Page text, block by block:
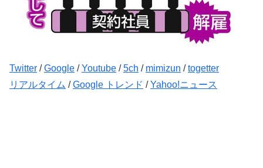
Twitter /Google /Youtube /5ch / mimizun /togetter
リアルタイム /Google トレンド /Yahoo!ニュース